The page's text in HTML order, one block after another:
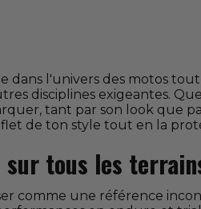
dans l'univers des motos
disciplines exigeantes.
tant par son look que
de ton style tout en la
tous les
comme une référence